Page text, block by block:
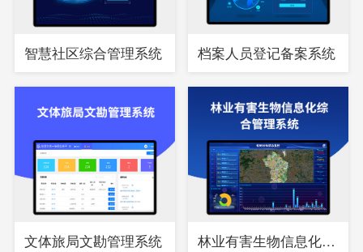
智慧社区综合管理系统 档案人员登记备案系统
文体旅局文勘管理系统 林业有害生物信息化综合管理系统